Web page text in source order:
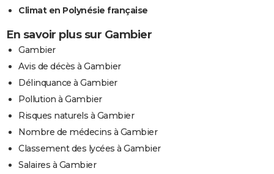
Climat en Polynésie française
En savoir plus sur Gambier
Gambier
Avis de décès à Gambier
Délinquance à Gambier
Pollution à Gambier
Risques naturels à Gambier
Nombre de médecins à Gambier
Classement des lycées à Gambier
Salaires à Gambier